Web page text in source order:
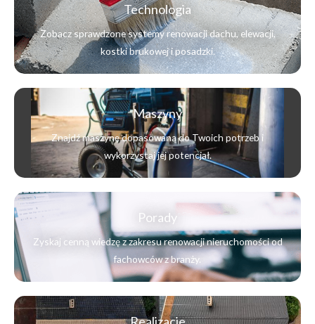
Technologia
Zobacz sprawdzone systemy renowacji dachu, elewacji,
kostki brukowej i posadzki.
Maszyny
Znajdź maszynę dopasowaną do Twoich potrzeb i
wykorzystaj jej potencjał.
Porady
Zyskaj cenną wiedzę z zakresu renowacji nieruchomości od
fachowców z branży.